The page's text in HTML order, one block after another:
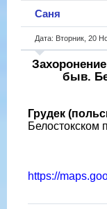
Саня
Дата: Вторник, 20
быв.
Грудек
Белостокском
https://